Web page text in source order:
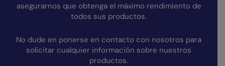
asegurarnos que obtenga el máximo rendimiento de
todos sus productos.
No dude en ponerse en contacto con nosotros para
solicitar cualquier información sobre nuestros
productos.